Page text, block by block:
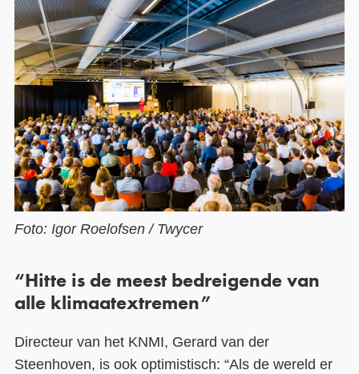
Foto: Igor Roelofsen / Twycer
“Hitte is de meest bedreigende van
alle klimaatextremen”
Directeur van het KNMI, Gerard van der
Steenhoven, is ook optimistisch: “Als de wereld er